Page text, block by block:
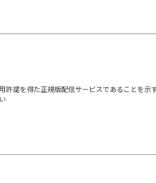
諾を得た正規版配信サービスであることを示